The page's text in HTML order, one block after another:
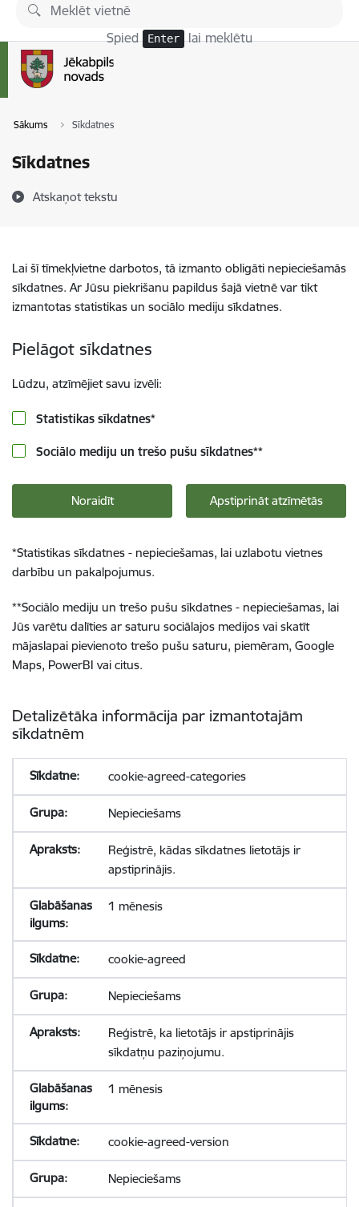
Pāriet uz lapas saturu
Spied Enter lai meklētu
Sākums Sīkdatnes
Sīkdatnes
Atskaņot tekstu
Lai šī tīmekļvietne darbotos, tā izmanto obligāti nepieciešamās
sīkdatnes. Ar Jūsu piekrišanu papildus šajā vietnē var tikt
izmantotas statistikas un sociālo mediju sīkdatnes.
Pielāgot sīkdatnes
Lūdzu, atzīmējiet savu izvēli:
Statistikas sīkdatnes*
Sociālo mediju un trešo pušu sīkdatnes**
Noraidīt Apstiprināt atzīmētās
*Statistikas sīkdatnes - nepieciešamas, lai uzlabotu vietnes
darbību un pakalpojumus.
**Sociālo mediju un trešo pušu sīkdatnes - nepieciešamas, lai
Jūs varētu dalīties ar saturu sociālajos medijos vai skatīt
mājaslapai pievienoto trešo pušu saturu, piemēram, Google
Maps, PowerBI vai citus.
Detalizētāka informācija par izmantotajām
sīkdatnēm
cookie-agreed-categories
Nepieciešams
Reģistrē, kādas sīkdatnes lietotājs ir
apstiprinājis.
1 mēnesis
cookie-agreed
Nepieciešams
Reģistrē, ka lietotājs ir apstiprinājis
sīkdatņu paziņojumu.
1 mēnesis
cookie-agreed-version
Nepieciešams